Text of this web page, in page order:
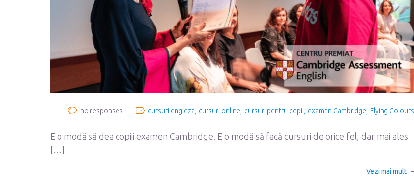
no responses cursuri engleza cursuri online cursuri pentru copii examen Cambridge Flying Colours
E o modă să dea copiii examen Cambridge. E o modă să facă cursuri de orice fel, dar mai ales
[…]
Vezi mai mult